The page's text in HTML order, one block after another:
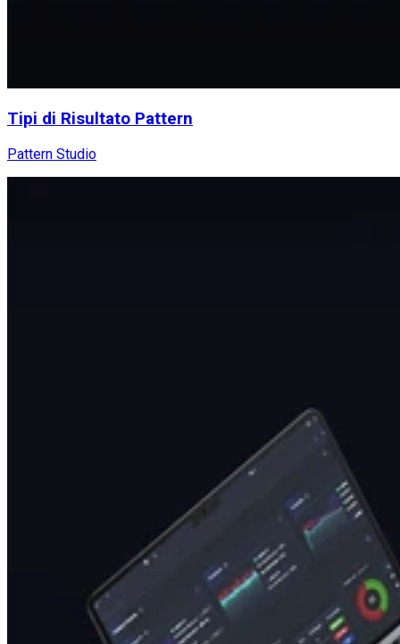
Tipi di Risultato Pattern
Pattern Studio